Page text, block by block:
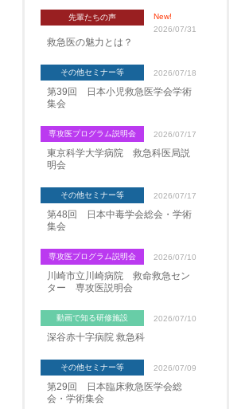
先輩たちの声
New!
2026/07/31
救急医の魅力とは？
その他セミナー等 2026/07/18
第39回 日本小児救急医学会学術
集会
専攻医プログラム説明会 2026/07/17
東京科学大学病院 救急科医局説
明会
その他セミナー等 2026/07/17
第48回 日本中毒学会総会・学術
集会
専攻医プログラム説明会 2026/07/10
川崎市立川崎病院 救命救急セン
ター 専攻医説明会
動画で知る研修施設 2026/07/10
深谷赤十字病院 救急科
その他セミナー等 2026/07/09
第29回 日本臨床救急医学会総
会・学術集会